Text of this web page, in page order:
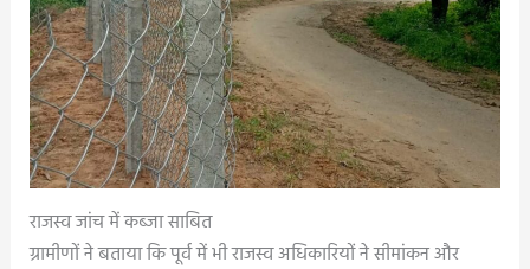
राजस्व जांच में कब्जा साबित
ग्रामीणों ने बताया कि पूर्व में भी राजस्व अधिकारियों ने सीमांकन और